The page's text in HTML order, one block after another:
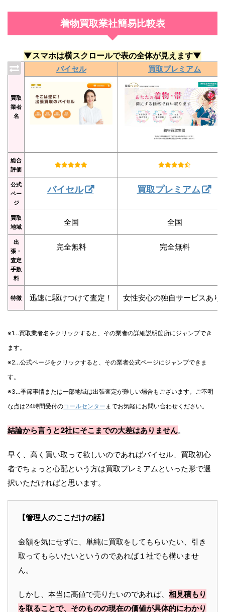
着物買取業社簡易比較表
▼スマホは横スクロールで表の全体が見えます▼
買取
業者
名
バイセル 買取プレミアム
総合
評価
公式
ペー
ジ
バイセル 買取プレミアム
買取
地域
全国 全国
出
張・
査定
手数
料
完全無料 完全無料
特徴 迅速に駆けつけて査定！ 女性安心の独自サービスあり
※1…買取業者名をクリックすると、その業者の詳細説明箇所にジャンプでき
ます。
※2…公式ページをクリックすると、その業者公式ページにジャンプできま
す。
※3…季節事情または一部地域は出張査定が難しい場合もございます。ご不明
な点は24時間受付のコールセンター までお気軽にお問い合わせください。
結論から言うと2社にそこまでの大差はありません。
早く、高く買い取って欲しいのであればバイセル、買取初心
者でちょっと心配という方は買取プレミアムといった形で選
択いただければと思います。
【管理人のここだけの話】
金額を気にせずに、単純に買取をしてもらいたい、引き
取ってもらいたいというのであれば１社でも構いませ
ん。
しかし、本当に高値で売りたいのであれば、 相見積もり
を取ることで、そのものの現在の価値が具体的にわかり